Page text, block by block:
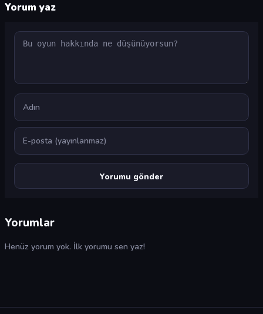
Yorum yaz
Yorum
Ad
E-posta
Yorumlar
Henüz yorum yok. İlk yorumu sen yaz!